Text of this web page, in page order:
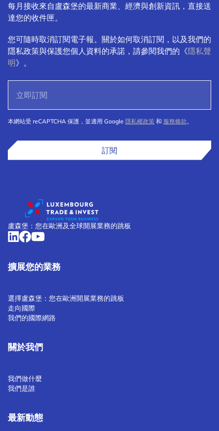
每月接收來自盧森堡的最新商業、經濟與創新資訊，直接送
達您的收件匣。
您可隨時取消訂閱電子報。關於如何取消訂閱，以及我們的
隱私政策與保護您個人資料的承諾，請參閱我們的《隱私聲
明》。
本網站受 reCAPTCHA 保護，並適用 Google 隱私權政策 和 服務條款 。
訂閱
盧森堡：您在歐洲及全球開展業務的跳板
擴展您的業務
選擇盧森堡：您在歐洲開展業務的跳板
走向國際
我們的國際網路
關於我們
我們做什麼
我們是誰
最新動態